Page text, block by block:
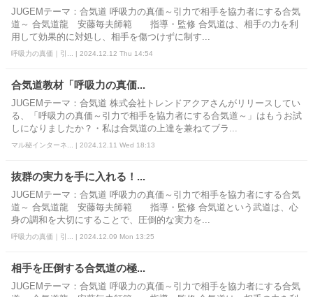
JUGEMテーマ：合気道 呼吸力の真価～引力で相手を協力者にする合気
道～ 合気道龍 安藤毎夫師範 指導・監修 合気道は、相手の力を利
用して効果的に対処し、相手を傷つけずに制す...
呼吸力の真価｜引... | 2024.12.12 Thu 14:54
合気道教材「呼吸力の真価...
JUGEMテーマ：合気道 株式会社トレンドアクアさんがリリースしてい
る、「呼吸力の真価～引力で相手を協力者にする合気道～」はもうお試
しになりましたか？・私は合気道の上達を兼ねてブラ...
マル秘インターネ... | 2024.12.11 Wed 18:13
抜群の実力を手に入れる！...
JUGEMテーマ：合気道 呼吸力の真価～引力で相手を協力者にする合気
道～ 合気道龍 安藤毎夫師範 指導・監修 合気道という武道は、心
身の調和を大切にすることで、圧倒的な実力を...
呼吸力の真価｜引... | 2024.12.09 Mon 13:25
相手を圧倒する合気道の極...
JUGEMテーマ：合気道 呼吸力の真価～引力で相手を協力者にする合気